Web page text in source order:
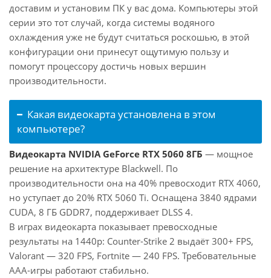
доставим и установим ПК у вас дома. Компьютеры этой
серии это тот случай, когда системы водяного
охлаждения уже не будут считаться роскошью, в этой
конфигурации они принесут ощутимую пользу и
помогут процессору достичь новых вершин
производительности.
Какая видеокарта установлена в этом
компьютере?
Видеокарта NVIDIA GeForce RTX 5060 8ГБ — мощное
решение на архитектуре Blackwell. По
производительности она на 40% превосходит RTX 4060,
но уступает до 20% RTX 5060 Ti. Оснащена 3840 ядрами
CUDA, 8 ГБ GDDR7, поддерживает DLSS 4.
В играх видеокарта показывает превосходные
результаты на 1440p: Counter-Strike 2 выдаёт 300+ FPS,
Valorant — 320 FPS, Fortnite — 240 FPS. Требовательные
AAA-игры работают стабильно.